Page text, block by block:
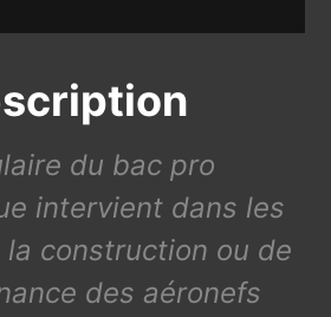
du bac pro
intervient dans les
construction ou de
des aéronefs